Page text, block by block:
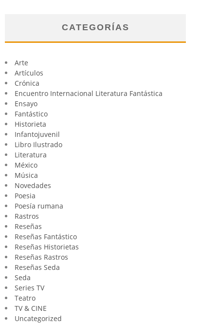
CATEGORÍAS
Arte
Artículos
Crónica
Encuentro Internacional Literatura Fantástica
Ensayo
Fantástico
Historieta
Infantojuvenil
Libro Ilustrado
Literatura
México
Música
Novedades
Poesia
Poesía rumana
Rastros
Reseñas
Reseñas Fantástico
Reseñas Historietas
Reseñas Rastros
Reseñas Seda
Seda
Series TV
Teatro
TV & CINE
Uncategorized